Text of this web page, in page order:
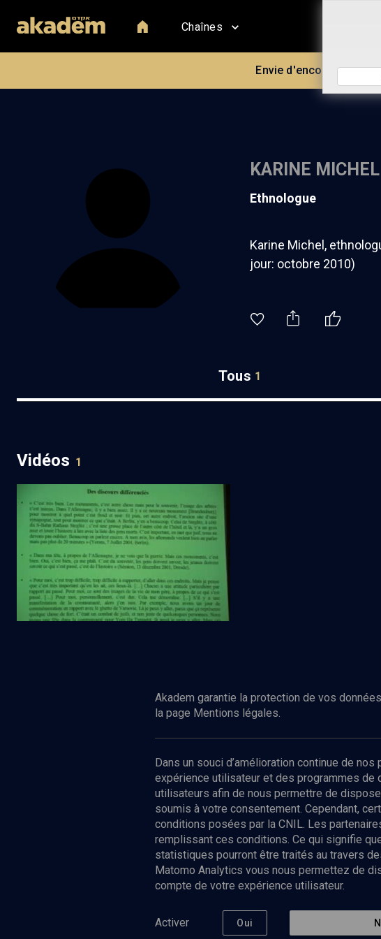
Chaînes
Envie d'encore plus
KARINE MICHEL
ethnologue
Karine Michel,
jour: octobre 2010)
Tous 1
Vidéos 1
Socio-anthropologie des judaïsmes
(9/9)
Nos Chaines
Akadem garantie la protection de vos
la page Mentions légales.
Dans un souci d’amélioration continue de
expérience utilisateur et des programmes de
utilisateurs afin de nous permettre de
soumis à votre consentement. Cependant,
conditions posées par la CNIL. Les
remplissant ces conditions. Ce qui signifie
statistiques pourront être traités au travers
Matomo Analytics vous nous permettez de
compte de votre expérience utilisateur.
Activer Oui